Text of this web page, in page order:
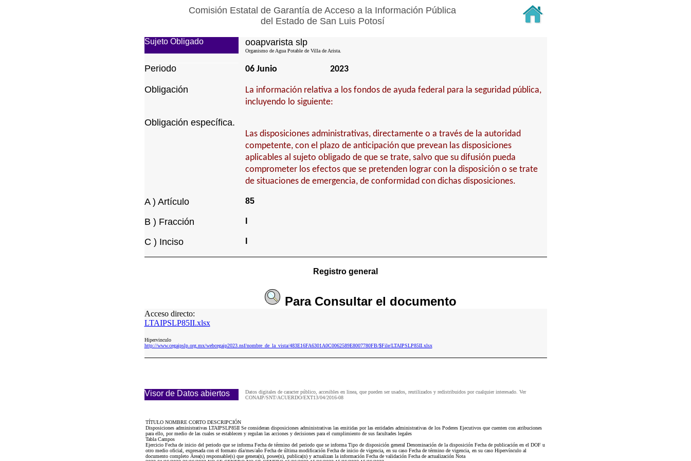
Comisión Estatal de Garantía de Acceso a la Información Pública
del Estado de San Luis Potosí
Sujeto Obligado ooapvarista slp
Organismo de Agua Potable de Villa de Arista.
Periodo 06 Junio 2023
Obligación
La información relativa a los fondos de ayuda federal para la seguridad pública,
incluyendo lo siguiente:
Obligación específica.
Las disposiciones administrativas, directamente o a través de la autoridad
competente, con el plazo de anticipación que prevean las disposiciones
aplicables al sujeto obligado de que se trate, salvo que su difusión pueda
comprometer los efectos que se pretenden lograr con la disposición o se trate
de situaciones de emergencia, de conformidad con dichas disposiciones.
A ) Artículo 85
B ) Fracción
C ) Inciso
Registro general
Para Consultarel documento
Acceso directo:
LTAIPSLP85II.xlsx
Hipervinculo
http://www.cegaipslp.org.mx/webcegaip2023.nsf/nombre_de_la_vista/483E16FA6301A0C0062589E8007780FB/$File/LTAIPSLP85II.xlsx
Visor de Datos abiertos
Datos digitales de caracter público, accesibles en linea, que pueden ser usados, reutilizados y redistribuidos por cualquier interesado. Ver
CONAIP/SNT/ACUERDO/EXT13/04/2016-08
TÍTULO NOMBRE CORTO DESCRIPCIÓN
Disposiciones administrativas LTAIPSLP85II Se consideran disposiciones administrativas las emitidas por las entidades administrativas de los Poderes Ejecutivos que cuenten con atribuciones
para ello, por medio de las cuales se establecen y regulan las acciones y decisiones para el cumplimiento de sus facultades legales
Tabla Campos
Ejercicio Fecha de inicio del periodo que se informa Fecha de término del periodo que se informa Tipo de disposición general Denominación de la disposición Fecha de publicación en el DOF u
otro medio oficial, expresada con el formato día/mes/año Fecha de última modificación Fecha de inicio de vigencia, en su caso Fecha de término de vigencia, en su caso Hipervínculo al
documento completo Área(s) responsable(s) que genera(n), posee(n), publica(n) y actualizan la información Fecha de validación Fecha de actualización Nota